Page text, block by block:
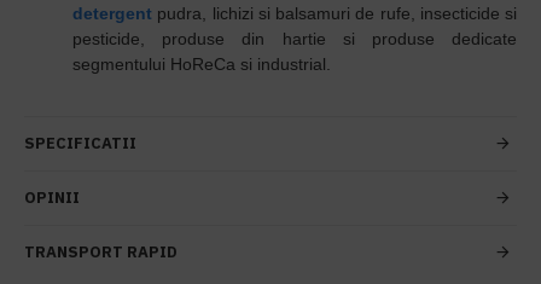
detergent pudra, lichizi si balsamuri de rufe, insecticide si
pesticide, produse din hartie si produse dedicate
segmentului HoReCa si industrial.
SPECIFICATII
OPINII
TRANSPORT RAPID